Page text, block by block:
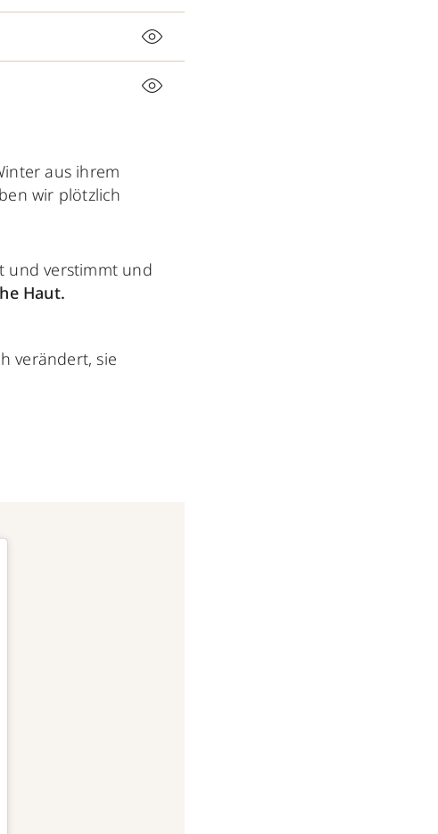
aus ihrem
wir plötzlich
und verstimmt und
Haut.
verändert, sie